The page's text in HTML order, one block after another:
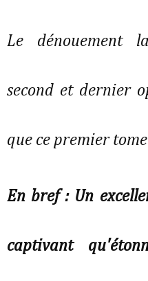
Le dénouement
second et dernier
que ce premier tome
En bref : Un
captivant